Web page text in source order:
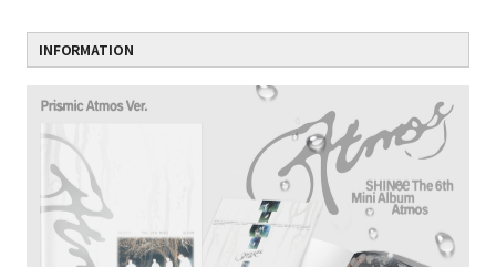
INFORMATION